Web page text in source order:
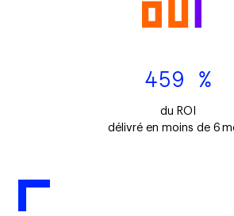
459 %
du ROI
délivré en moins de 6